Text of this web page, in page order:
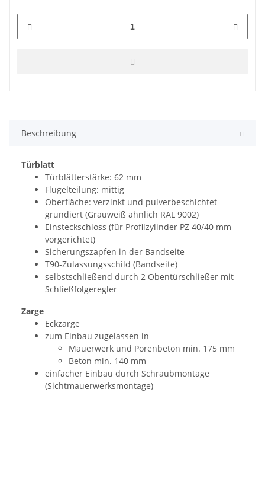
Beschreibung
Türblatt
Türblätterstärke: 62 mm
Flügelteilung: mittig
Oberfläche: verzinkt und pulverbeschichtet
grundiert (Grauweiß ähnlich RAL 9002)
Einsteckschloss (für Profilzylinder PZ 40/40 mm
vorgerichtet)
Sicherungszapfen in der Bandseite
T90-Zulassungsschild (Bandseite)
selbstschließend durch 2 Obentürschließer mit
Schließfolgeregler
Zarge
Eckzarge
zum Einbau zugelassen in
Mauerwerk und Porenbeton min. 175 mm
Beton min. 140 mm
einfacher Einbau durch Schraubmontage
(Sichtmauerwerksmontage)